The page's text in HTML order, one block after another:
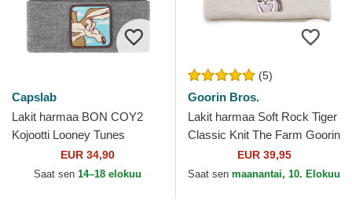
Capslab
Lakit harmaa BON COY2
Kojootti Looney Tunes
EUR 34,90
Saat sen 14–18 elokuu
(5)
Goorin Bros.
Lakit harmaa Soft Rock Tiger
Classic Knit The Farm Goorin
EUR 39,95
Saat sen maanantai, 10. Elokuu